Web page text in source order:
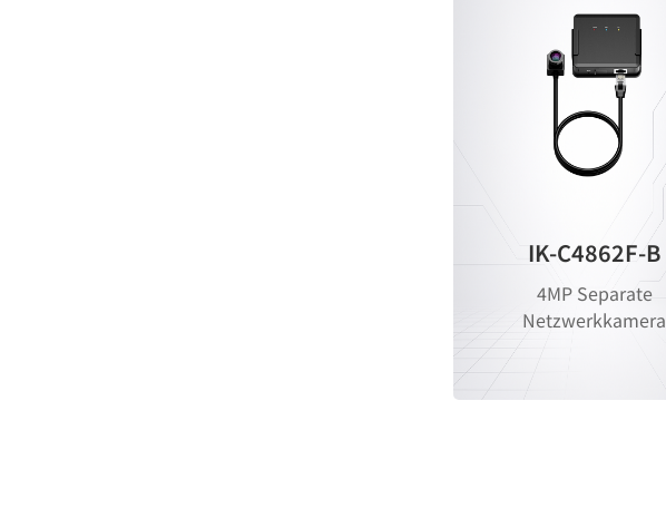
IK-C4862F-B
4MP Separate
Netzwerkkamera